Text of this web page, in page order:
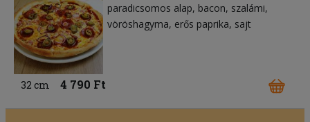
paradicsomos alap bacon szalámi
vöröshagyma erős paprika sajt
32 cm 4 790 Ft